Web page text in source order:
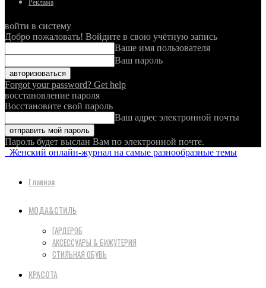
Реклама
войти в систему
Добро пожаловать! Войдите в свою учётную запись
Ваше имя пользователя
Ваш пароль
Forgot your password? Get help
восстановление пароля
Восстановите свой пароль
Ваш адрес электронной почты
Пароль будет выслан Вам по электронной почте.
Женский онлайн-журнал на самые разнообразные темы
Главная
МОДА&СТИЛЬ
ГАРДЕРОБ
АКСЕССУАРЫ & БИЖУТЕРИЯ
СТИЛЬНАЯ ОБУВЬ
КРАСОТА